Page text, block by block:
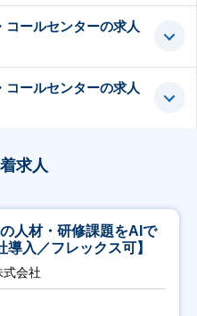
コールセンターの求人
コールセンターの求人
求人
人材・研修課題をAIで
入／フレックス可】
会社